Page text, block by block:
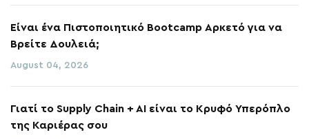
Είναι ένα Πιστοποιητικό Bootcamp Αρκετό για να
Βρείτε Δουλειά;
August 04, 2026
Γιατί το Supply Chain + AI είναι το Κρυφό Υπερόπλο
της Καριέρας σου